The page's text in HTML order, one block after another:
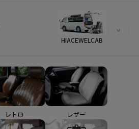
HIACEWELCAB
レトロ レザー